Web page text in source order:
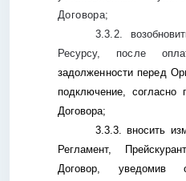
Договора;
3.3.2.
Ресурсу, после
задолженности перед
подключение, согласно
Договора;
3.3.3. вносить
Регламент,
Договор,